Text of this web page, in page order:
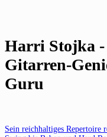
Harri Stojka -
Gitarren-
Guru
Sein reichhaltiges Repertoire